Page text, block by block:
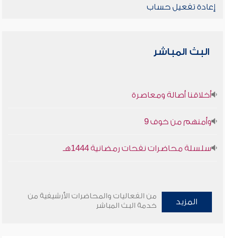
إعادة تفعيل حساب
البث المباشر
أخلاقنا أصالة ومعاصرة
وأمنهم من خوف 9
سلسلة محاضرات نفحات رمضانية 1444هـ
المزيد
من الفعاليات والمحاضرات الأرشيفية من
خدمة البث المباشر